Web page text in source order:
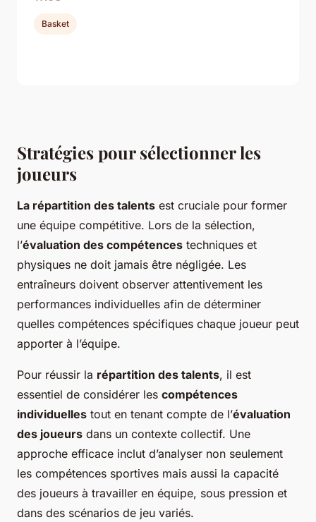
Stratégies pour sélectionner les
joueurs
La répartition des talents est cruciale pour former
une équipe compétitive. Lors de la sélection,
l’évaluation des compétences techniques et
physiques ne doit jamais être négligée. Les
entraîneurs doivent observer attentivement les
performances individuelles afin de déterminer
quelles compétences spécifiques chaque joueur peut
apporter à l’équipe.
Pour réussir la répartition des talents, il est
essentiel de considérer les compétences
individuelles tout en tenant compte de l’évaluation
des joueurs dans un contexte collectif. Une
approche efficace inclut d’analyser non seulement
les compétences sportives mais aussi la capacité
des joueurs à travailler en équipe, sous pression et
dans des scénarios de jeu variés.
Basket